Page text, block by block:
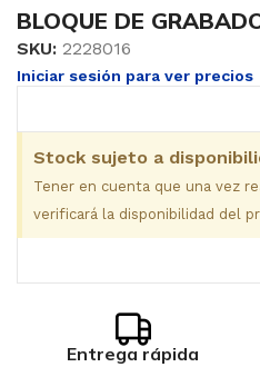
BLOQUE DE
SKU: 2228016
Iniciar sesión para ver precios
Stock sujeto a
Tener en cuenta que una vez
verificará la disponibilidad del
Entrega rápida